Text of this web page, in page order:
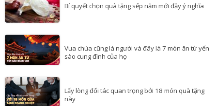
Bí quyết chọn quà tặng sếp năm mới đầy ý nghĩa
Vua chúa cũng là người và đây là 7 món ăn từ yến
sào cung đình của họ
Lấy lòng đối tác quan trọng bởi 18 món quà tặng
này